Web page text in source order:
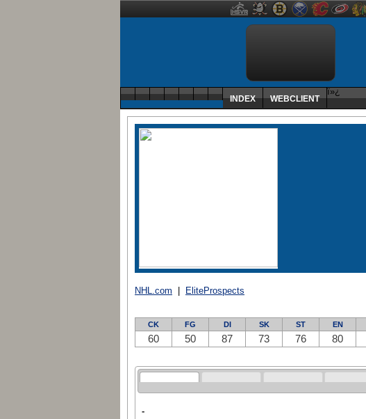
ï»¿
INDEX WEBCLIENT
NHL.com EliteProspects
CK FG DI SK ST EN
60 50 87 73 76 80
-